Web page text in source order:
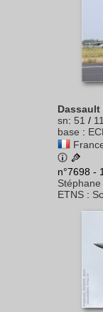
Dassault
sn: 51 /
base :
n°7698 -
ETNS :